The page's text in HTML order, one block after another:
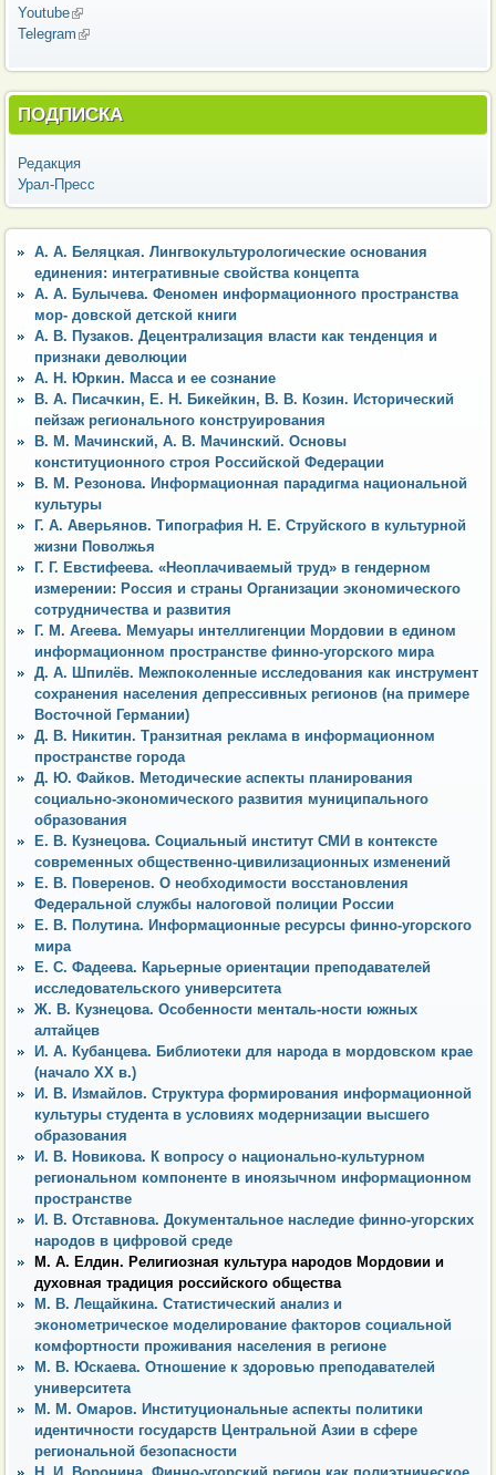
Youtube(внешняя ссылка)
Telegram (внешняя ссылка)
ПОДПИСКА
Редакция
Урал-Пресс
А. А. Беляцкая. Лингвокультурологические основания
единения: интегративные свойства концепта
А. А. Булычева. Феномен информационного пространства
мор- довской детской книги
А. В. Пузаков. Децентрализация власти как тенденция и
признаки деволюции
А. Н. Юркин. Масса и ее сознание
В. А. Писачкин, Е. Н. Бикейкин, В. В. Козин. Исторический
пейзаж регионального конструирования
В. М. Мачинский, А. В. Мачинский. Основы
конституционного строя Российской Федерации
В. М. Резонова. Информационная парадигма национальной
культуры
Г. А. Аверьянов. Типография Н. Е. Струйского в культурной
жизни Поволжья
Г. Г. Евстифеева. «Неоплачиваемый труд» в гендерном
измерении: Россия и страны Организации экономического
сотрудничества и развития
Г. М. Агеева. Мемуары интеллигенции Мордовии в едином
информационном пространстве финно-угорского мира
Д. А. Шпилёв. Межпоколенные исследования как инструмент
сохранения населения депрессивных регионов (на примере
Восточной Германии)
Д. В. Никитин. Транзитная реклама в информационном
пространстве города
Д. Ю. Файков. Методические аспекты планирования
социально-экономического развития муниципального
образования
Е. В. Кузнецова. Социальный институт СМИ в контексте
современных общественно-цивилизационных изменений
Е. В. Поверенов. О необходимости восстановления
Федеральной службы налоговой полиции России
Е. В. Полутина. Информационные ресурсы финно-угорского
мира
Е. С. Фадеева. Карьерные ориентации преподавателей
исследовательского университета
Ж. В. Кузнецова. Особенности менталь-ности южных
алтайцев
И. А. Кубанцева. Библиотеки для народа в мордовском крае
(начало ХХ в.)
И. В. Измайлов. Структура формирования информационной
культуры студента в условиях модернизации высшего
образования
И. В. Новикова. К вопросу о национально-культурном
региональном компоненте в иноязычном информационном
пространстве
И. В. Отставнова. Документальное наследие финно-угорских
народов в цифровой среде
М. А. Елдин. Религиозная культура народов Мордовии и
духовная традиция российского общества
М. В. Лещайкина. Статистический анализ и
эконометрическое моделирование факторов социальной
комфортности проживания населения в регионе
М. В. Юскаева. Отношение к здоровью преподавателей
университета
М. М. Омаров. Институциональные аспекты политики
идентичности государств Центральной Азии в сфере
региональной безопасности
Н. И. Воронина. Финно-угорский регион как полиэтническое